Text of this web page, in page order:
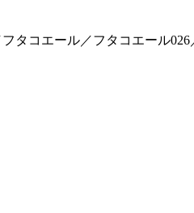
タコエール／フタコエール